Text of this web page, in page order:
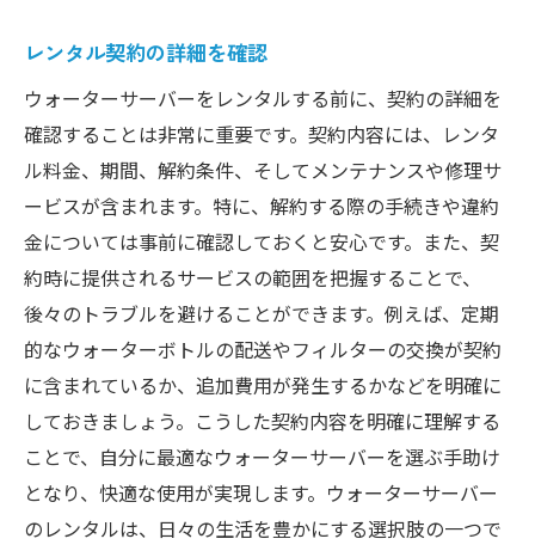
レンタル契約の詳細を確認
ウォーターサーバーをレンタルする前に、契約の詳細を
確認することは非常に重要です。契約内容には、レンタ
ル料金、期間、解約条件、そしてメンテナンスや修理サ
ービスが含まれます。特に、解約する際の手続きや違約
金については事前に確認しておくと安心です。また、契
約時に提供されるサービスの範囲を把握することで、
後々のトラブルを避けることができます。例えば、定期
的なウォーターボトルの配送やフィルターの交換が契約
に含まれているか、追加費用が発生するかなどを明確に
しておきましょう。こうした契約内容を明確に理解する
ことで、自分に最適なウォーターサーバーを選ぶ手助け
となり、快適な使用が実現します。ウォーターサーバー
のレンタルは、日々の生活を豊かにする選択肢の一つで